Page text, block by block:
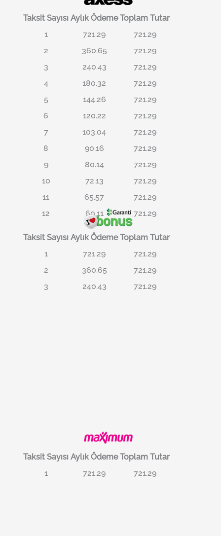
Taksit Sayısı Aylık Ödeme Toplam Tutar
1
721.29
721.29
2
360.65
721.29
3
240.43
721.29
4
180.32
721.29
5
144.26
721.29
6
120.22
721.29
7
103.04
721.29
8
90.16
721.29
9
80.14
721.29
10
72.13
721.29
11
65.57
721.29
12
60.11 721.29
Taksit Sayısı Aylık Ödeme Toplam Tutar
1
721.29
721.29
2
360.65
721.29
3
240.43 721.29
Taksit Sayısı Aylık Ödeme Toplam Tutar
1
721.29 721.29